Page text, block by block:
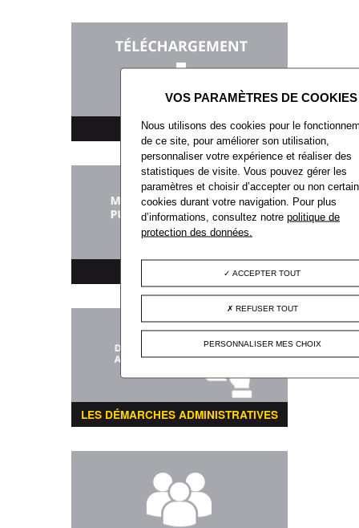
TÉLÉCHARGEMENT
MARCHÉS PUBLICS
LES DÉMARCHES ADMINISTRATIVES
Nous utilisons des cookies pour le
de ce site, pour améliorer son utilisation,
personnaliser votre expérience et réaliser des
statistiques de visite. Vous pouvez gérer les
paramètres et choisir d’accepter ou non
cookies durant votre navigation. Pour plus
d’informations, consultez notrepolitique de
protection des données.
ACCEPTER TOUT
REFUSER TOUT
PERSONNALISER MES CHOIX